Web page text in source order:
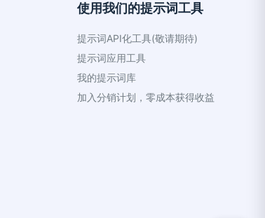
使用我们的提示词工具
提示词API化工具(敬请期待)
提示词应用工具
我的提示词库
加入分销计划，零成本获得收益